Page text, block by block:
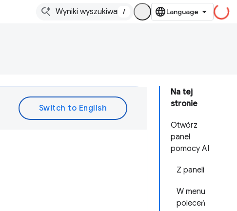
/
Na tej
stronie
Otwórz
panel
pomocy AI
Z paneli
W menu
poleceń